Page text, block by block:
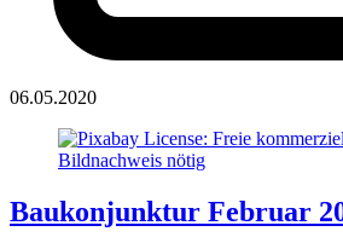
06.05.2020
Baukonjunktur Februar